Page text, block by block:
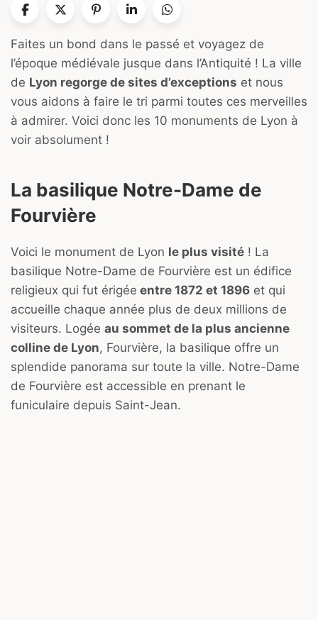
Faites un bond dans le passé et voyagez de
l’époque médiévale jusque dans l’Antiquité ! La ville
de Lyon regorge de sites d’exceptions et nous
vous aidons à faire le tri parmi toutes ces merveilles
à admirer. Voici donc les 10 monuments de Lyon à
voir absolument !
La basilique Notre-Dame de
Fourvière
Voici le monument de Lyon le plus visité ! La
basilique Notre-Dame de Fourvière est un édifice
religieux qui fut érigée entre 1872 et 1896 et qui
accueille chaque année plus de deux millions de
visiteurs. Logée au sommet de la plus ancienne
colline de Lyon, Fourvière, la basilique offre un
splendide panorama sur toute la ville. Notre-Dame
de Fourvière est accessible en prenant le
funiculaire depuis Saint-Jean.